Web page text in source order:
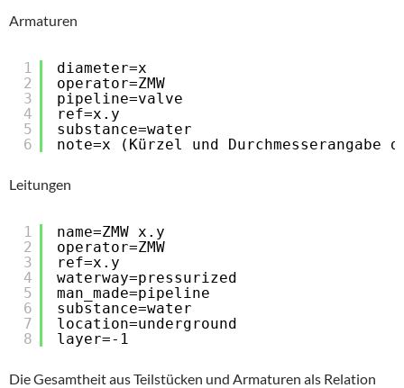
Armaturen
1
2
3
4
5
6
diameter=x
operator=ZMW
pipeline=valve
ref=x.y
substance=water
note=x (Kürzel und Durchmesserangabe
Leitungen
1
2
3
4
5
6
7
8
name=ZMW x.y
operator=ZMW
ref=x.y
waterway=pressurized
man_made=pipeline
substance=water
location=underground
layer=-1
Die Gesamtheit aus Teilstücken und Armaturen als Relation